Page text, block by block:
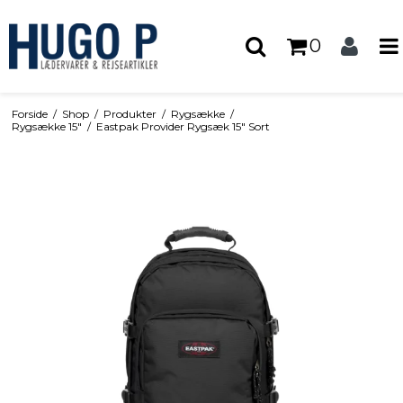
0
Forside / Shop / Produkter / Rygsække /
Rygsække 15" / Eastpak Provider Rygsæk 15" Sort